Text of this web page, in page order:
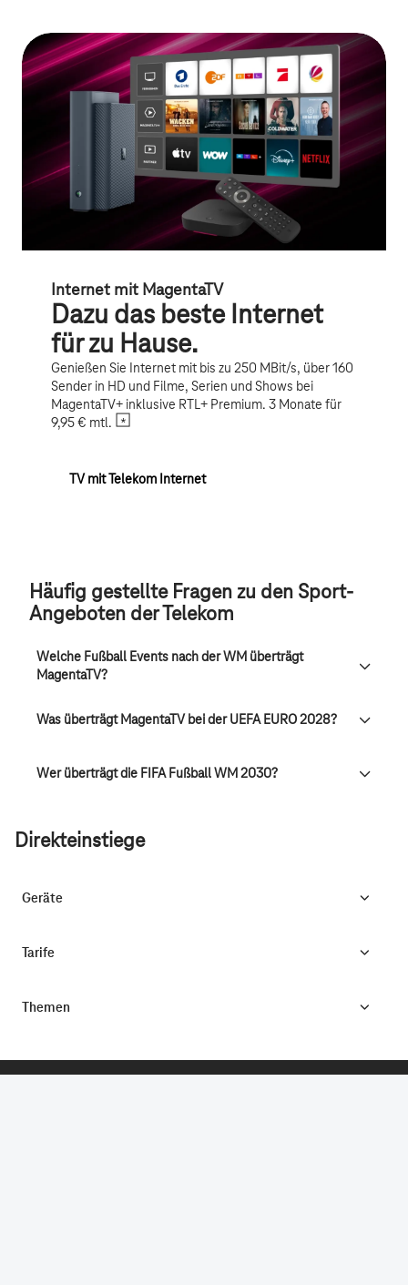
Internet mit MagentaTV
Dazu das beste Internet
für zu Hause.
Genießen Sie Internet mit bis zu 250 MBit/s, über 160
Sender in HD und Filme, Serien und Shows bei
MagentaTV+ inklusive RTL+ Premium. 3 Monate für
9,95 € mtl.
TV mit Telekom Internet
Häufig gestellte Fragen zu den Sport-
Angeboten der Telekom
Welche Fußball Events nach der WM überträgt
MagentaTV?
Was überträgt MagentaTV bei der UEFA EURO 2028?
Wer überträgt die FIFA Fußball WM 2030?
Direkteinstiege
Geräte
Tarife
Themen